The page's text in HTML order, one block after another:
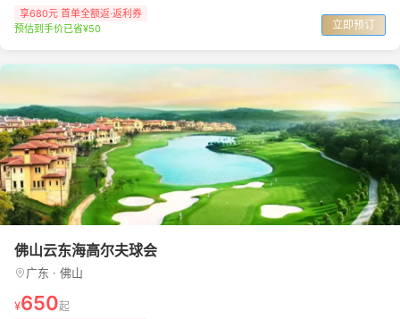
享680元 首单全额返·返利券
预估到手价已省¥50
立即预订
佛山云东海高尔夫球会
广东 · 佛山
¥650起